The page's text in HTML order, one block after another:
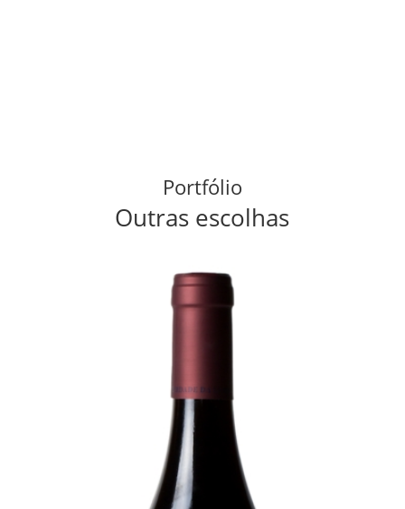
Portfólio
Outras escolhas